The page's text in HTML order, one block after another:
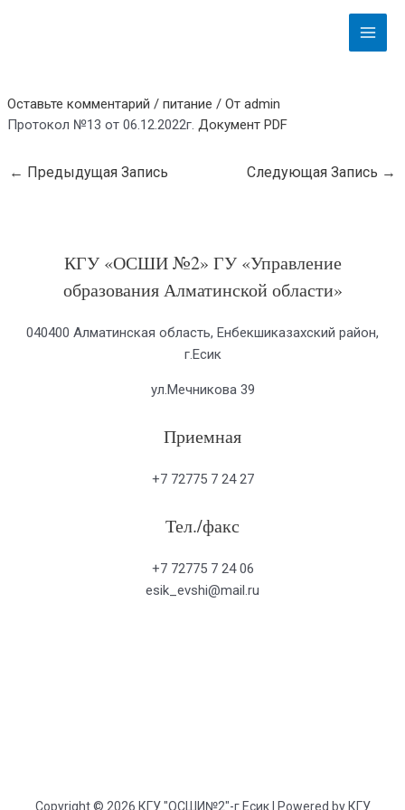
Main
Menu
Оставьте комментарий /питание / Отadmin
Протокол №13 от 06.12.2022г. Документ PDF
← Предыдущая Запись Следующая Запись →
КГУ «ОСШИ №2» ГУ «Управление
образования Алматинской области»
040400 Алматинская область, Енбекшиказахский район,
г.Есик
ул.Мечникова 39
Приемная
+7 72775 7 24 27
Тел./факс
+7 72775 7 24 06
esik_evshi@mail.ru
Copyright © 2026 КГУ "ОСШИ№2"-г.Есик | Powered by КГУ